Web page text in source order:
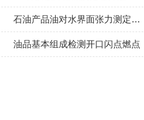
石油产品油对水界面张力测定法是怎样的
油品基本组成检测开口闪点燃点